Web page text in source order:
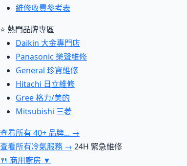
維修收費參考表
⭐ 熱門品牌專區
Daikin 大金專門店
Panasonic 樂聲維修
General 珍寶維修
Hitachi 日立維修
Gree 格力/美的
Mitsubishi 三菱
查看所有 40+ 品牌... →
查看所有冷氣服務 → 24H 緊急維修
🍴 商用廚房 ▼